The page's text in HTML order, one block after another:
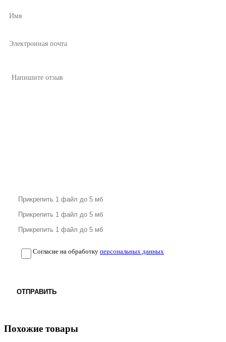
Согласие на обработку персональных данных
ОТПРАВИТЬ
Похожие товары